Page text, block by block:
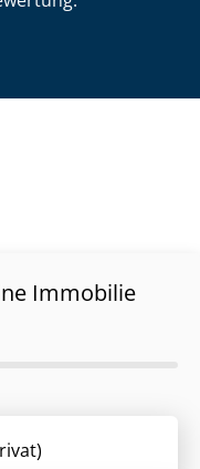
Immobilie